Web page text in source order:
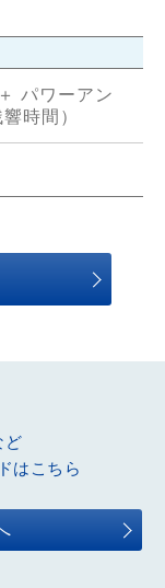
パワーアン
時間）
ど
はこちら